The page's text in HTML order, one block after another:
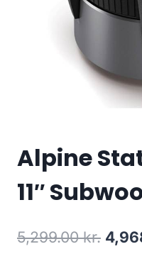
Alpine
11″
5,299.00kr. Den